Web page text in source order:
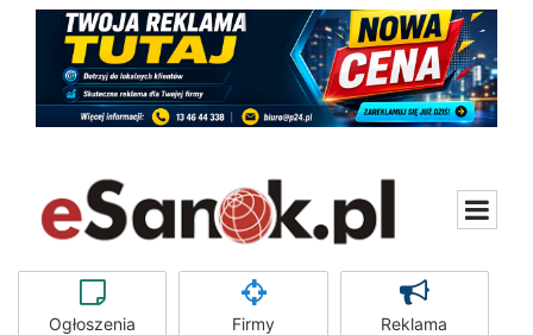
Ogłoszenia Firmy Reklama